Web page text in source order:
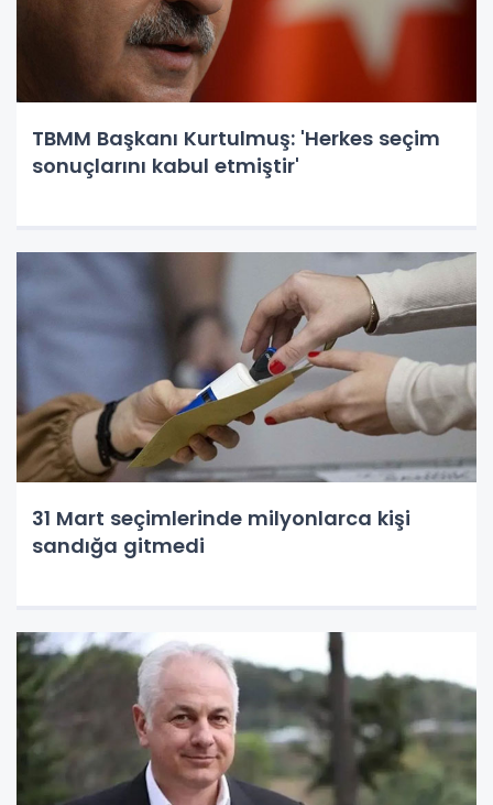
TBMM Başkanı Kurtulmuş: 'Herkes seçim
sonuçlarını kabul etmiştir'
31 Mart seçimlerinde milyonlarca kişi
sandığa gitmedi